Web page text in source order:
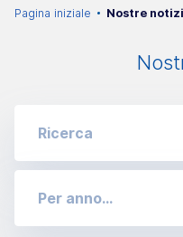
Pagina iniziale Nostre
Per anno...